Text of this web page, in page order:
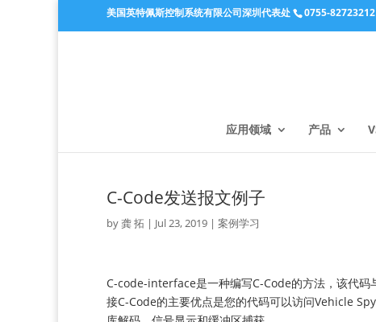
美国英特佩斯控制系统有限公司深圳代表处 0755-82723212
应用领域 产品
C-Code发送报文例子
by龚 拓 | Jul 23, 2019 | 案例学习
C-code-interface是一种编写C-Code的方法，该代
接C-Code的主要优点是您的代码可以访问Vehicle